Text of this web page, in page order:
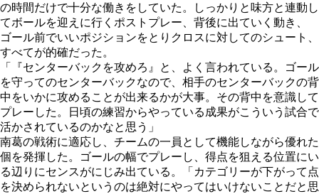
の時間だけで十分な働きをしていた。しっかりと味方と連動し
てボールを迎えに行くポストプレー、背後に出ていく動き、
ゴール前でいいポジションをとりクロスに対してのシュート、
すべてが的確だった。
「『センターバックを攻めろ』と、よく言われている。ゴール
を守ってのセンターバックなので、相手のセンターバックの背
中をいかに攻めることが出来るかが大事。その背中を意識して
プレーした。日頃の練習からやっている成果がこういう試合で
活かされているのかなと思う」
南葛の戦術に適応し、チームの一員として機能しながら優れた
個を発揮した。ゴールの幅でプレーし、得点を狙える位置にい
る辺りにセンスがにじみ出ている。「カテゴリーが下がって点
を決められないというのは絶対にやってはいけないことだと思